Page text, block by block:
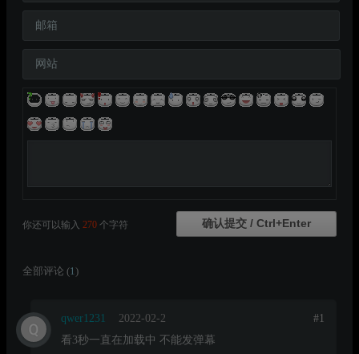
邮箱
网站
你还可以输入 270 个字符
全部评论 (1)
qwer1231 2022-02-2
#1
看3秒一直在加载中 不能发弹幕